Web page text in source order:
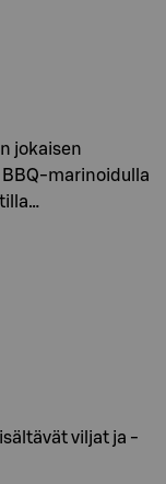
jokaisen
BBQ-marinoidulla
viljat ja -